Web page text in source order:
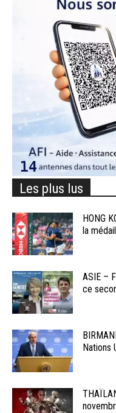
Les plus lus
HONG
la
ASIE –
ce
Nations